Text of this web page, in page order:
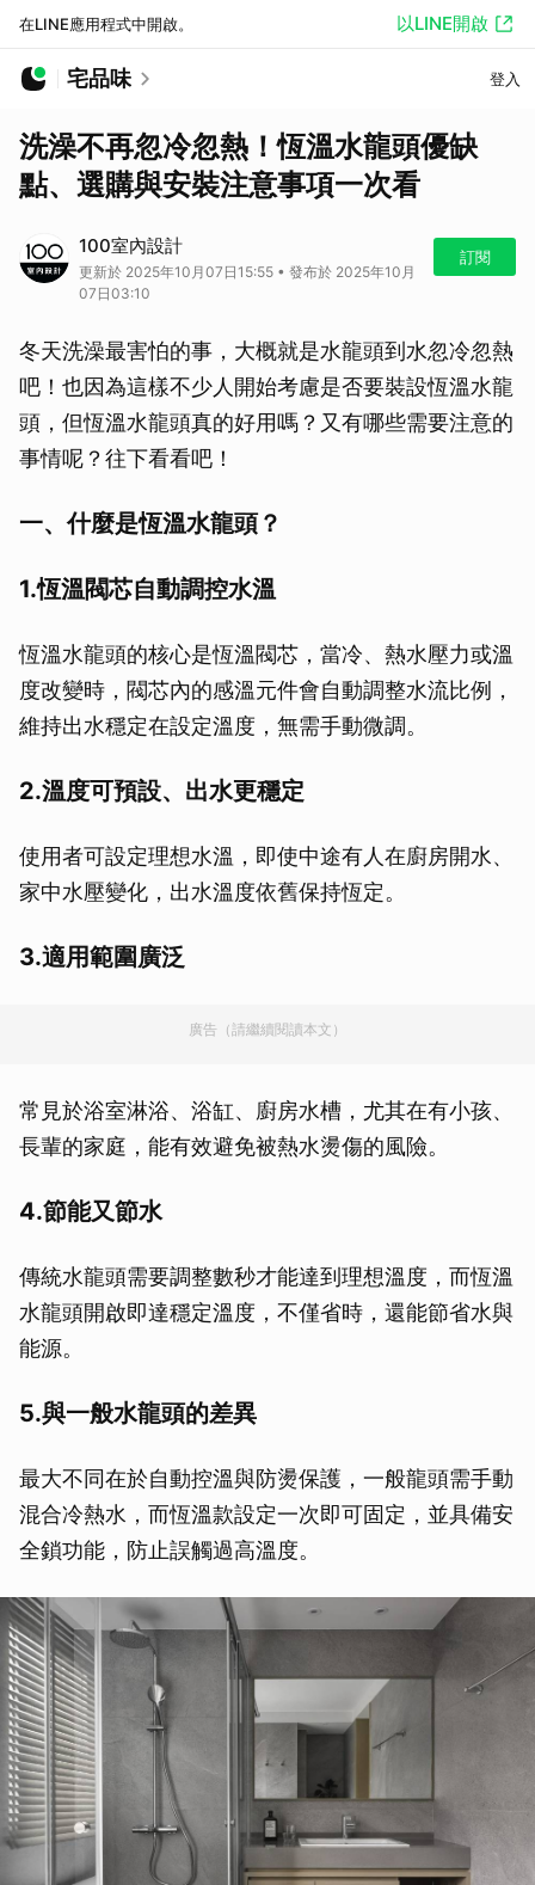
在LINE應用程式中開啟。 以LINE開啟
宅品味 登入
洗澡不再忽冷忽熱！恆溫水龍頭優缺
點、選購與安裝注意事項一次看
100室內設計
更新於 2025年10月07日15:55 • 發布於 2025年10月
07日03:10
訂閱
冬天洗澡最害怕的事，大概就是水龍頭到水忽冷忽熱
吧！也因為這樣不少人開始考慮是否要裝設恆溫水龍
頭，但恆溫水龍頭真的好用嗎？又有哪些需要注意的
事情呢？往下看看吧！
一、什麼是恆溫水龍頭？
1.恆溫閥芯自動調控水溫
恆溫水龍頭的核心是恆溫閥芯，當冷、熱水壓力或溫
度改變時，閥芯內的感溫元件會自動調整水流比例，
維持出水穩定在設定溫度，無需手動微調。
2.溫度可預設、出水更穩定
使用者可設定理想水溫，即使中途有人在廚房開水、
家中水壓變化，出水溫度依舊保持恆定。
3.適用範圍廣泛
廣告（請繼續閱讀本文）
常見於浴室淋浴、浴缸、廚房水槽，尤其在有小孩、
長輩的家庭，能有效避免被熱水燙傷的風險。
4.節能又節水
傳統水龍頭需要調整數秒才能達到理想溫度，而恆溫
水龍頭開啟即達穩定溫度，不僅省時，還能節省水與
能源。
5.與一般水龍頭的差異
最大不同在於自動控溫與防燙保護，一般龍頭需手動
混合冷熱水，而恆溫款設定一次即可固定，並具備安
全鎖功能，防止誤觸過高溫度。